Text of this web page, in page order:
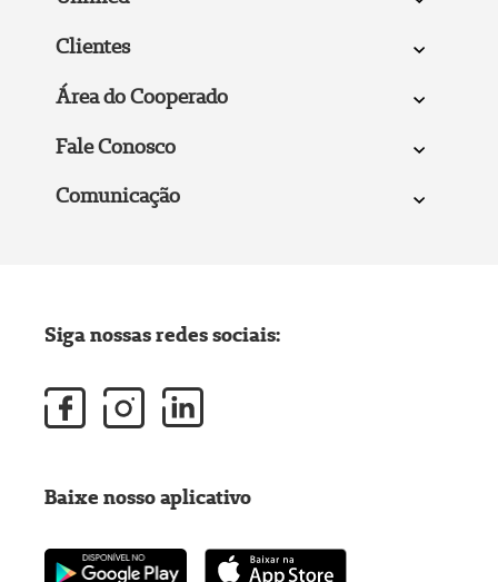
Clientes
Área do Cooperado
Fale Conosco
Comunicação
Siga nossas redes sociais:
Baixe nosso aplicativo